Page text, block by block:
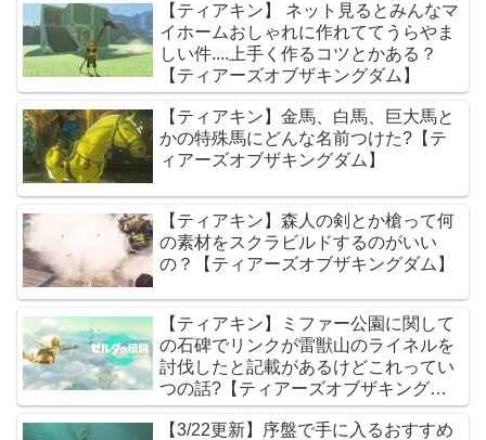
【ティアキン】 ネット見るとみんなマ
イホームおしゃれに作れててうらやま
しい件....上手く作るコツとかある？
【ティアーズオブザキングダム】
【ティアキン】金馬、白馬、巨大馬と
かの特殊馬にどんな名前つけた?【テ
ィアーズオブザキングダム】
【ティアキン】森人の剣とか槍って何
の素材をスクラビルドするのがいい
の？【ティアーズオブザキングダム】
【ティアキン】ミファー公園に関して
の石碑でリンクが雷獣山のライネルを
討伐したと記載があるけどこれってい
つの話?【ティアーズオブザキングダ
ム】
【3/22更新】序盤で手に入るおすすめ